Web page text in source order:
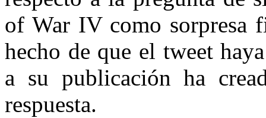
of War IV como sorpresa
hecho de que el tweet
a su publicación ha
respuesta.